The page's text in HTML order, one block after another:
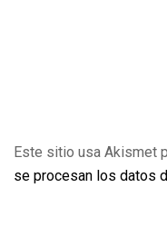
Este sitio usa Akismet
se procesan los datos